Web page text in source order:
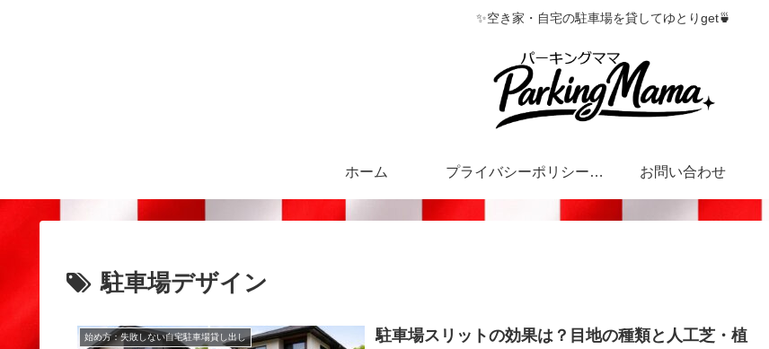
✨空き家・自宅の駐車場を貸してゆとりget🍵
ホーム プライバシーポリシー・特定商取引法に基づく表記 お問い合わせ
駐車場デザイン
始め方：失敗しない自宅駐車場貸し出し
駐車場スリットの効果は？目地の種類と人工芝・植